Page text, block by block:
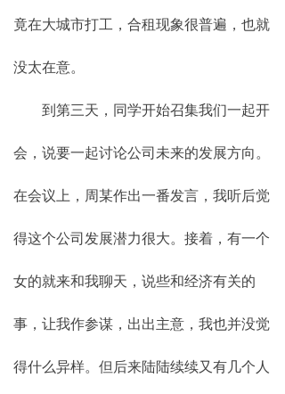
竟在大城市打工，合租现象很普遍，也就
没太在意。
到第三天，同学开始召集我们一起开
会，说要一起讨论公司未来的发展方向。
在会议上，周某作出一番发言，我听后觉
得这个公司发展潜力很大。接着，有一个
女的就来和我聊天，说些和经济有关的
事，让我作参谋，出出主意，我也并没觉
得什么异样。但后来陆陆续续又有几个人